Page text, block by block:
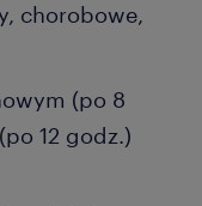
chorobowe,
(po 8
12 godz.)